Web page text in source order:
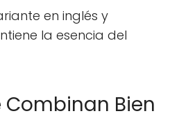
en inglés y
la esencia del
Bien